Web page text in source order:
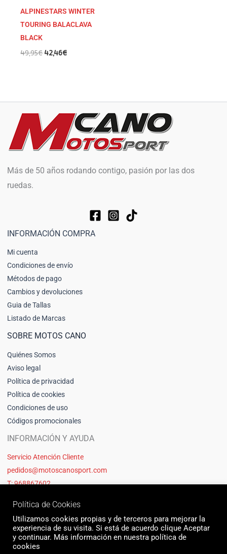
ALPINESTARS WINTER
TOURING BALACLAVA
BLACK
49,95€42,46€
Más de 50 años rodando contigo, pasión por las dos
ruedas.
INFORMACIÓN COMPRA
Mi cuenta
Condiciones de envío
Métodos de pago
Cambios y devoluciones
Guia de Tallas
Listado de Marcas
SOBRE MOTOS CANO
Quiénes Somos
Aviso legal
Política de privacidad
Política de cookies
Condiciones de uso
Códigos promocionales
INFORMACIÓN Y AYUDA
Servicio Atención Cliente
pedidos@motoscanosport.com
T: 968867602
Política de Cookies
Utilizamos cookies propias y de terceros para mejorar la
experiencia de su visita. Si está de acuerdo clique Aceptar
y continuar. Más información en nuestra política de
cookies